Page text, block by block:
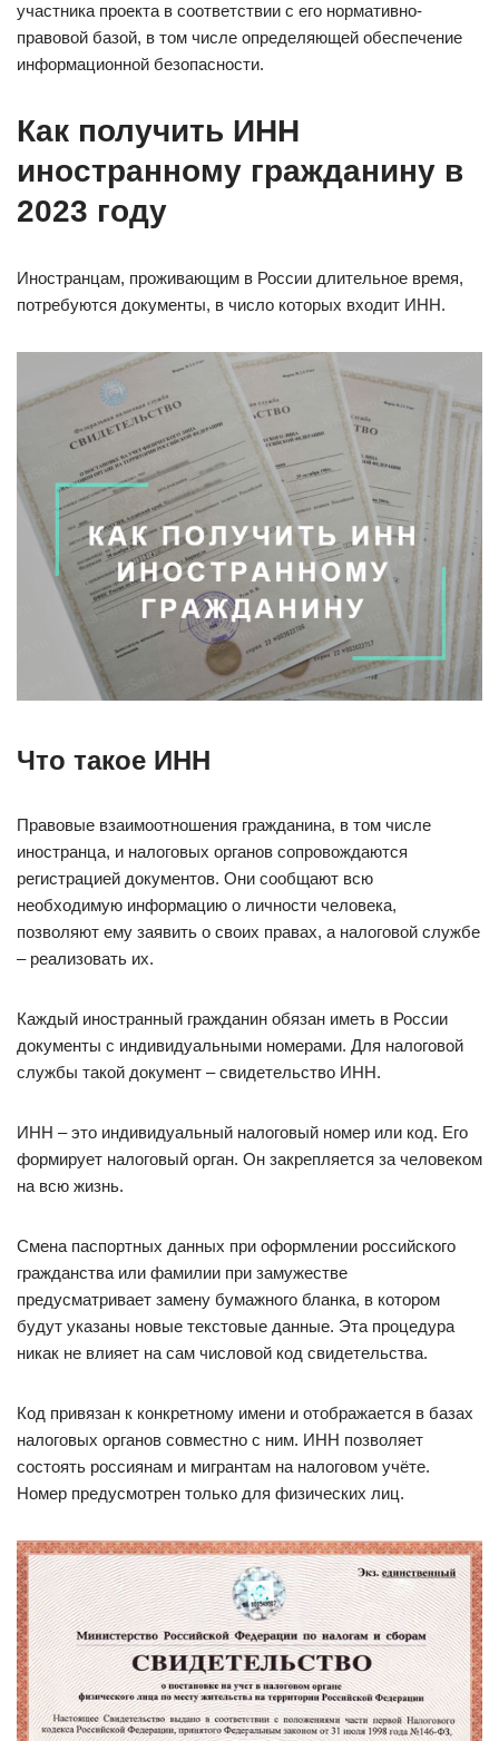
участника проекта в соответствии с его нормативно-
правовой базой, в том числе определяющей обеспечение
информационной безопасности.
Как получить ИНН
иностранному гражданину в
2023 году
Иностранцам, проживающим в России длительное время,
потребуются документы, в число которых входит ИНН.
Что такое ИНН
Правовые взаимоотношения гражданина, в том числе
иностранца, и налоговых органов сопровождаются
регистрацией документов. Они сообщают всю
необходимую информацию о личности человека,
позволяют ему заявить о своих правах, а налоговой службе
– реализовать их.
Каждый иностранный гражданин обязан иметь в России
документы с индивидуальными номерами. Для налоговой
службы такой документ – свидетельство ИНН.
ИНН – это индивидуальный налоговый номер или код. Его
формирует налоговый орган. Он закрепляется за человеком
на всю жизнь.
Смена паспортных данных при оформлении российского
гражданства или фамилии при замужестве
предусматривает замену бумажного бланка, в котором
будут указаны новые текстовые данные. Эта процедура
никак не влияет на сам числовой код свидетельства.
Код привязан к конкретному имени и отображается в базах
налоговых органов совместно с ним. ИНН позволяет
состоять россиянам и мигрантам на налоговом учёте.
Номер предусмотрен только для физических лиц.